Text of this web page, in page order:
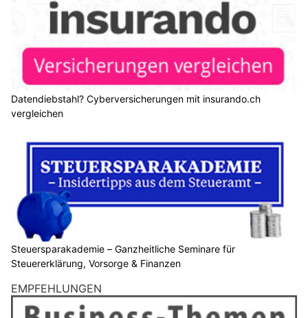
Datendiebstahl? Cyberversicherungen mit insurando.ch
vergleichen
Steuersparakademie – Ganzheitliche Seminare für
Steuererklärung, Vorsorge & Finanzen
EMPFEHLUNGEN